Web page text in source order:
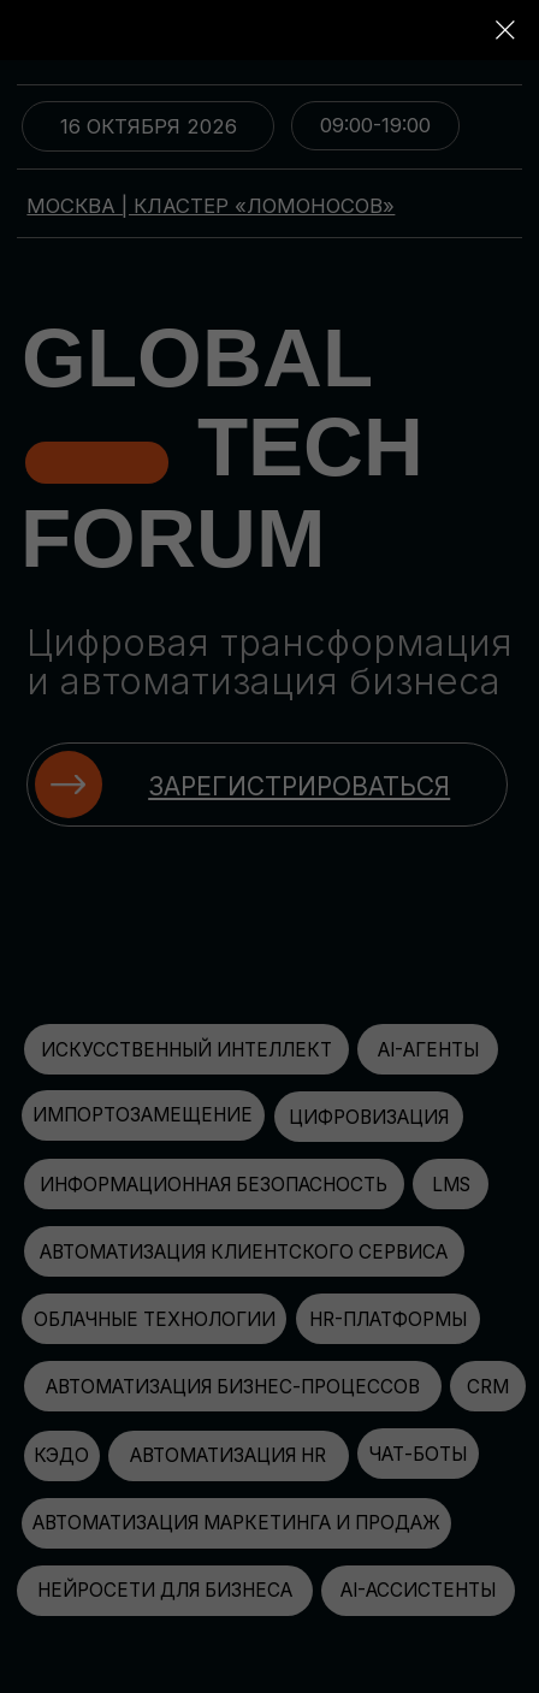
МОСКВА | КЛАСТЕР «ЛОМОНОСОВ»
GLOBAL
TECH
FORUM
Цифровая трансформация
и автоматизация бизнеса
ЗАРЕГИСТРИРОВАТЬСЯ
09:00-19:00
16 ОКТЯБРЯ 2026
ИСКУССТВЕННЫЙ ИНТЕЛЛЕКТ
НЕЙРОСЕТИ ДЛЯ БИЗНЕСА
КЭДО
ЦИФРОВИЗАЦИЯ
АВТОМАТИЗАЦИЯ HR
АВТОМАТИЗАЦИЯ МАРКЕТИНГА И ПРОДАЖ
AI-АССИСТЕНТЫ
ЧАТ-БОТЫ
ИМПОРТОЗАМЕЩЕНИЕ
СПИКЕРОВ
150+
ПАРТНЕРОВ
100+
УЧАСТНИКОВ
2500+
GLOBAL TECH FORUM –